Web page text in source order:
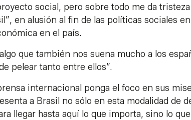
social, pero sobre todo me da
en alusión al fin de las políticas sociales
en el país.
que también nos suena mucho a los
pelear tanto entre ellos”.
internacional ponga el foco en sus
a Brasil no sólo en esta modalidad de
llegar hasta aquí lo que importa, sino lo